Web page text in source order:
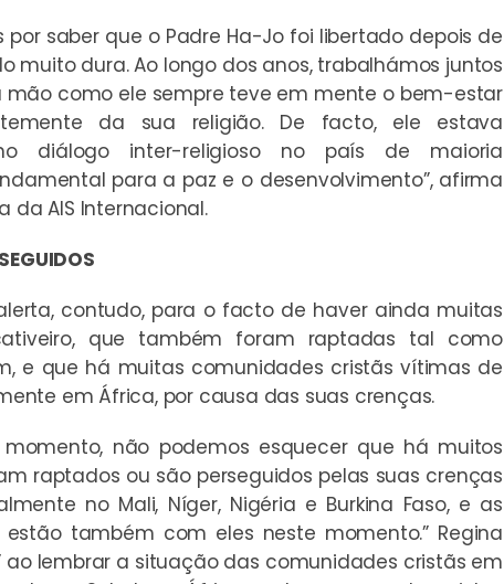
por saber que o Padre Ha-Jo foi libertado depois de
muito dura. Ao longo dos anos, trabalhámos juntos
mão como ele sempre teve em mente o bem-estar
da sua religião. De facto, ele estava
diálogo inter-religioso no país de maioria
para a paz e o desenvolvimento”, afirma
da AIS Internacional.
contudo, para o facto de haver ainda muitas
que também foram raptadas tal como
e que há muitas comunidades cristãs vítimas de
em África, por causa das suas crenças.
não podemos esquecer que há muitos
raptados ou são perseguidos pelas suas crenças
no Mali, Níger, Nigéria e Burkina Faso, e as
também com eles neste momento.” Regina
ao lembrar a situação das comunidades cristãs em